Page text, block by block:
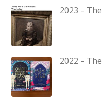
2023 –
2022 –